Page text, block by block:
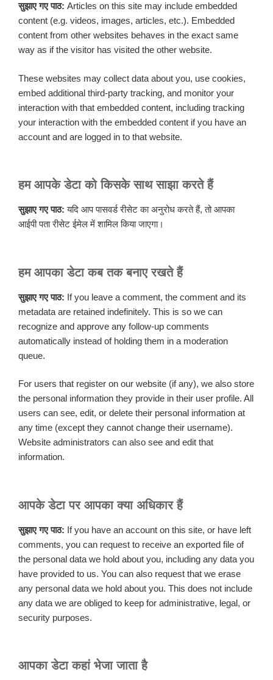
सुझाए गए पाठ: Articles on this site may include embedded
content (e.g. videos, images, articles, etc.). Embedded
content from other websites behaves in the exact same
way as if the visitor has visited the other website.
These websites may collect data about you, use cookies,
embed additional third-party tracking, and monitor your
interaction with that embedded content, including tracking
your interaction with the embedded content if you have an
account and are logged in to that website.
हम आपके डेटा को किसके साथ साझा करते हैं
सुझाए गए पाठ:यदि आप पासवर्ड रीसेट का अनुरोध करते हैं, तो आपका
आईपी पता रीसेट ईमेल में शामिल किया जाएगा।
हम आपका डेटा कब तक बनाए रखते हैं
सुझाए गए पाठ: If you leave a comment, the comment and its
metadata are retained indefinitely. This is so we can
recognize and approve any follow-up comments
automatically instead of holding them in a moderation
queue.
For users that register on our website (if any), we also store
the personal information they provide in their user profile. All
users can see, edit, or delete their personal information at
any time (except they cannot change their username).
Website administrators can also see and edit that
information.
आपके डेटा पर आपका क्या अधिकार हैं
सुझाए गए पाठ: If you have an account on this site, or have left
comments, you can request to receive an exported file of
the personal data we hold about you, including any data you
have provided to us. You can also request that we erase
any personal data we hold about you. This does not include
any data we are obliged to keep for administrative, legal, or
security purposes.
आपका डेटा कहां भेजा जाता है